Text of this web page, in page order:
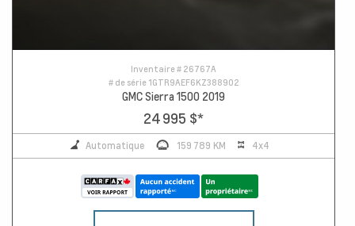
Inventaire # 26767A
# de série 1GTR9AEF6KZ388902
GMC Sierra 1500 2019
24 995 $*
Automatique 159 789 KM 4x4